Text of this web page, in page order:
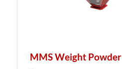
MMS Weight Powder